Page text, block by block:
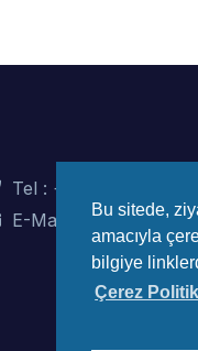
Tel : +90 (312) 442 82
E-Mail : info@wec-
Bu sitede,
amacıyla
bilgiye
Çerez